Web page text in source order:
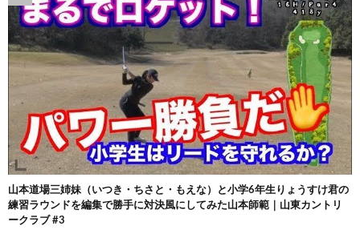
山本道場三姉妹（いつき・ちさと・もえな）と小学6年生りょうすけ君の
練習ラウンドを編集で勝手に対決風にしてみた山本師範｜山東カントリ
ークラブ #3